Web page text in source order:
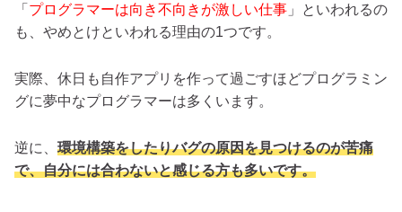
「 プログラマーは向き不向きが激しい仕事 」といわれるの
も、やめとけといわれる理由の1つです。
実際、休日も自作アプリを作って過ごすほどプログラミン
グに夢中なプログラマーは多くいます。
逆に、 環境構築をしたりバグの原因を見つけるのが苦痛
で、自分には合わないと感じる方も多いです。